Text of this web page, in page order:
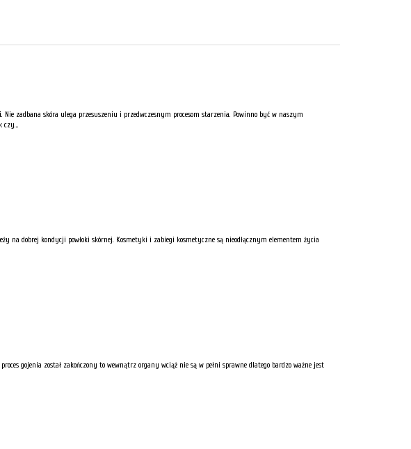
zadbana skóra ulega przesuszeniu i przedwczesnym procesom starzenia. Powinno być w naszym
czy...
na dobrej kondycji powłoki skórnej. Kosmetyki i zabiegi kosmetyczne są nieodłącznym elementem życia
gojenia został zakończony to wewnątrz organy wciąż nie są w pełni sprawne dlatego bardzo ważne jest